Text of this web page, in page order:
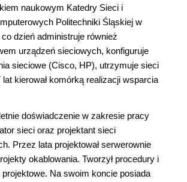
naukowym Katedry Sieci i
Politechniki Śląskiej w
dzień administruje również
urządzeń sieciowych, konfiguruje
sieciowe (Cisco, HP), utrzymuje sieci
kierował komórką realizacji wsparcia
doświadczenie w zakresie pracy
sieci oraz projektant sieci
Przez lata projektował serwerownie
okablowania. Tworzył procedury i
Na swoim koncie posiada